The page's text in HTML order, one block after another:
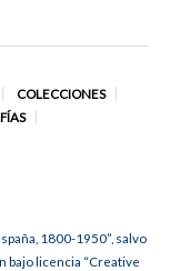
COLECCIONES
1800-1950”, salvo
bajo licencia “Creative